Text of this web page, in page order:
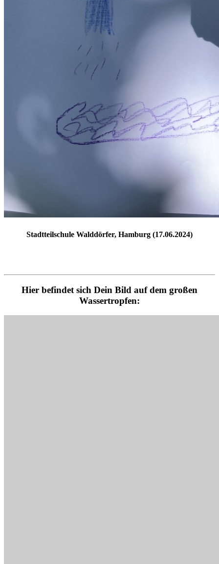
Stadtteilschule Walddörfer, Hamburg (17.06.2024)
Hier befindet sich Dein Bild auf dem großen
Wassertropfen: